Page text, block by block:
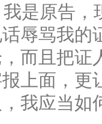
我是原告，
辱骂我的
而且把证
上面，更
，我应当如